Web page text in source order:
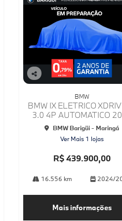
Co
lhe
BMW
BMW IX ELETRICO
3.0 4P AUTOMATICO
BMW Barigüi - Maringá
Ver Mais 1 lojas
R$ 439.900,00
16.556 km 2024/
Mais informações